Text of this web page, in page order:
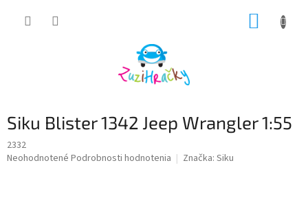
Siku Blister 1342 Jeep Wrangler 1:55
2332
Priemerné
Neohodnotené Podrobnosti hodnotenia Značka: Siku